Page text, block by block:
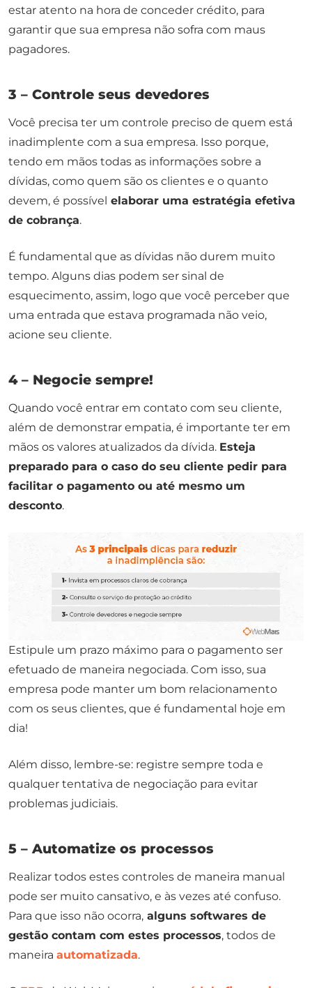
estar atento na hora de conceder crédito, para
garantir que sua empresa não sofra com maus
pagadores.
3 – Controle seus devedores
Você precisa ter um controle preciso de quem está
inadimplente com a sua empresa. Isso porque,
tendo em mãos todas as informações sobre a
dívidas, como quem são os clientes e o quanto
devem, é possível elaborar uma estratégia efetiva
de cobrança.
É fundamental que as dívidas não durem muito
tempo. Alguns dias podem ser sinal de
esquecimento, assim, logo que você perceber que
uma entrada que estava programada não veio,
acione seu cliente.
4 – Negocie sempre!
Quando você entrar em contato com seu cliente,
além de demonstrar empatia, é importante ter em
mãos os valores atualizados da dívida. Esteja
preparado para o caso do seu cliente pedir para
facilitar o pagamento ou até mesmo um
desconto.
Estipule um prazo máximo para o pagamento ser
efetuado de maneira negociada. Com isso, sua
empresa pode manter um bom relacionamento
com os seus clientes, que é fundamental hoje em
dia!
Além disso, lembre-se: registre sempre toda e
qualquer tentativa de negociação para evitar
problemas judiciais.
5 – Automatize os processos
Realizar todos estes controles de maneira manual
pode ser muito cansativo, e às vezes até confuso.
Para que isso não ocorra, alguns softwares de
gestão contam com estes processos, todos de
maneira automatizada.